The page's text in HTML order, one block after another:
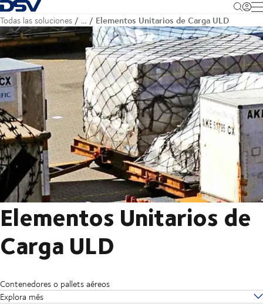
Volver a la página principal
Todas las soluciones … Elementos Unitarios de Carga ULD
Elementos Unitarios de
Carga ULD
Contenedores o pallets aéreos
Explora més